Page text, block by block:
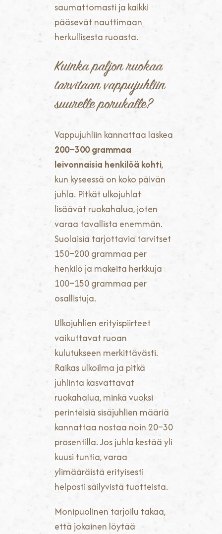
saumattomasti ja kaikki
pääsevät nauttimaan
herkullisesta ruoasta.
Kuinka paljon ruokaa
tarvitaan vappujuhliin
suurelle porukalle?
Vappujuhliin kannattaa laskea
200–300 grammaa
leivonnaisia henkilöä kohti,
kun kyseessä on koko päivän
juhla. Pitkät ulkojuhlat
lisäävät ruokahalua, joten
varaa tavallista enemmän.
Suolaisia tarjottavia tarvitset
150–200 grammaa per
henkilö ja makeita herkkuja
100–150 grammaa per
osallistuja.
Ulkojuhlien erityispiirteet
vaikuttavat ruoan
kulutukseen merkittävästi.
Raikas ulkoilma ja pitkä
juhlinta kasvattavat
ruokahalua, minkä vuoksi
perinteisiä sisäjuhlien määriä
kannattaa nostaa noin 20–30
prosentilla. Jos juhla kestää yli
kuusi tuntia, varaa
ylimääräistä erityisesti
helposti säilyvistä tuotteista.
Monipuolinen tarjoilu takaa,
että jokainen löytää